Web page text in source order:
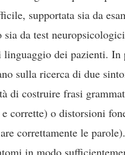
supportata sia da
sia da test
linguaggio dei pazienti. In
sulla ricerca di due
di costruire frasi
e corrette) o distorsioni
correttamente le
in modo